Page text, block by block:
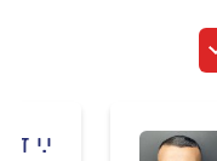
י.י